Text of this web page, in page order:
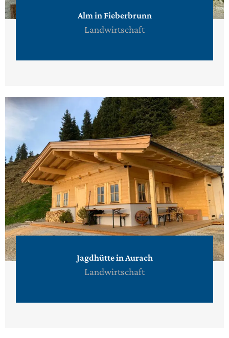
Alm in Fieberbrunn
Landwirtschaft
Jagdhütte in Aurach
Landwirtschaft